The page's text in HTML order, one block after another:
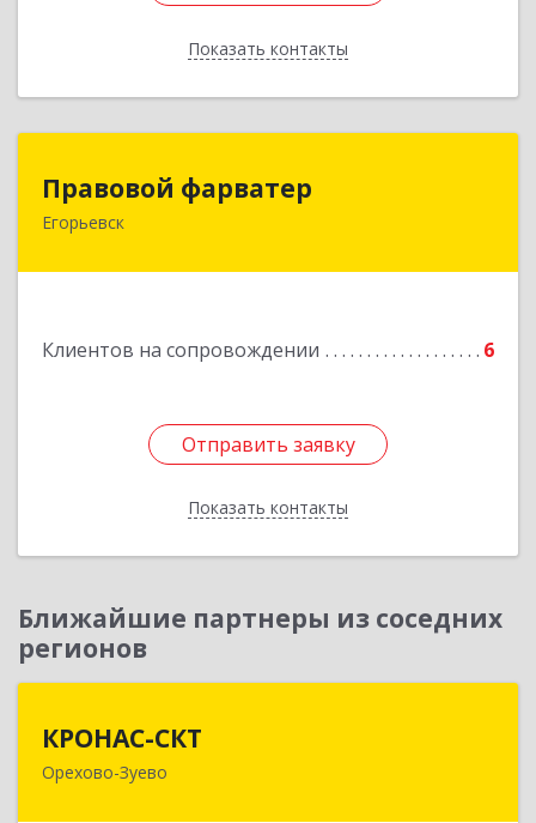
Показать контакты
Назад
Правовой фарватер
Егорьевск
Клиентов на сопровождении 6
Отправить заявку
Показать контакты
Отправить заявку
Назад
Ближайшие партнеры из соседних
регионов
КРОНАС-СКТ
Орехово-Зуево
142600, Московская обл, Орехово-Зуево г,